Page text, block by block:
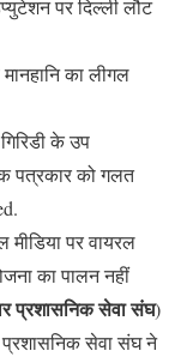
पर दिल्ली लौट
का लीगल
के उप
पत्रकार को गलत
पर वायरल
का पालन नहीं
प्रशासनिक सेवा संघ)
प्रशासनिक सेवा संघ ने